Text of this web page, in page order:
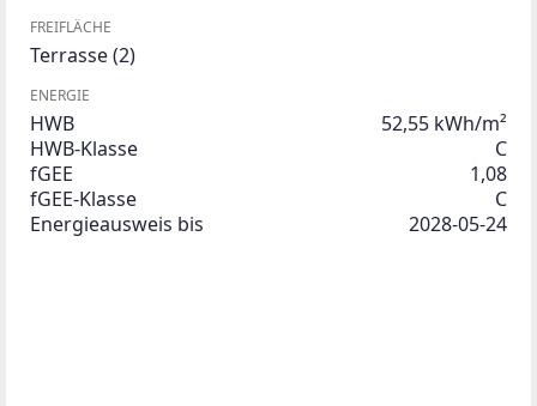
FREIFLÄCHE
Terrasse(2)
ENERGIE
HWB
52,55 kWh/m²
HWB-Klasse
C
fGEE
1,08
fGEE-Klasse
C
Energieausweis bis
2028-05-24